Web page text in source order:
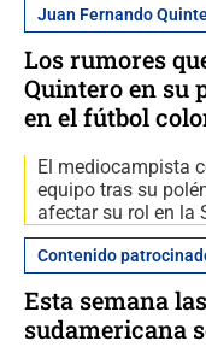
Juan Fernando
Los rumores
Quintero en su
en el fútbol
El mediocampista
equipo tras su
afectar su rol en la
Contenido
Esta semana
sudamericana